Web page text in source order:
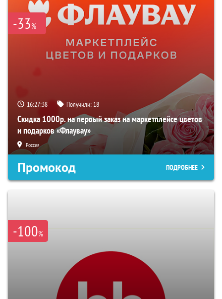
-33%
16:27:37 Получили: 18
Скидка 1000р. на первый заказ на маркетплейсе цветов
и подарков «Флаувау»
Россия
Промокод ПОДРОБНЕЕ
-100%